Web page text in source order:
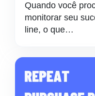
Quando você
monitorar seu
line, o que…